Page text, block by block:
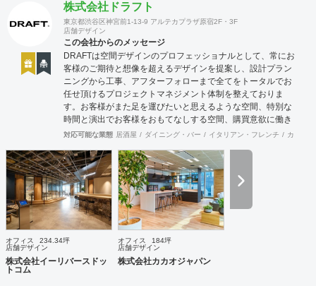
株式会社ドラフト
東京都渋谷区神宮前1-13-9 アルテカプラザ原宿2F・3F
店舗デザイン
この会社からのメッセージ
DRAFTは空間デザインのプロフェッショナルとして、常にお
客様のご期待と想像を超えるデザインを提案し、設計プラン
ニングから工事、アフターフォローまで全てをトータルでお
任せ頂けるプロジェクトマネジメント体制を整えておりま
す。お客様がまた足を運びたいと思えるような空間、特別な
時間と演出でお客様をおもてなしする空間、購買意欲に働き
かけるレイアウトとVMD、ブランド力を高める空間演出な
持っております。 ご希望されるイメージ、コストに関する不
安要素、 新規オープン、移転・改装に関するスケジュール、
ほか不明点など、まずはお気軽にお問い合わせください。
対応可能な業態 居酒屋 ダイニング・バー イタリアン・フレンチ カフェ
オフィス
234.34坪
店舗デザイン
株式会社イーリバースドッ
トコム
オフィス
184坪
店舗デザイン
株式会社カカオジャパン